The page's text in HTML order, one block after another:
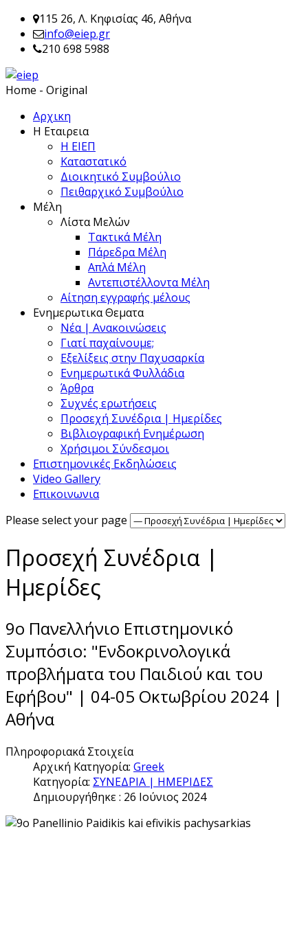
115 26, Λ. Κηφισίας 46, Αθήνα
info@eiep.gr
210 698 5988
Home - Original
Αρχικη
Η Εταιρεια
Η ΕΙΕΠ
Καταστατικό
Διοικητικό Συμβούλιο
Πειθαρχικό Συμβούλιο
Μέλη
Λίστα Μελών
Τακτικά Μέλη
Πάρεδρα Μέλη
Απλά Μέλη
Αντεπιστέλλοντα Μέλη
Αίτηση εγγραφής μέλους
Ενημερωτικα Θεματα
Νέα | Ανακοινώσεις
Γιατί παχαίνουμε;
Εξελίξεις στην Παχυσαρκία
Ενημερωτικά Φυλλάδια
Άρθρα
Συχνές ερωτήσεις
Προσεχή Συνέδρια | Ημερίδες
Βιβλιογραφική Ενημέρωση
Χρήσιμοι Σύνδεσμοι
Επιστημονικές Εκδηλώσεις
Video Gallery
Επικοινωνια
Please select your page
Προσεχή Συνέδρια |
Ημερίδες
9ο Πανελλήνιο Επιστημονικό
Συμπόσιο: "Ενδοκρινολογικά
προβλήματα του Παιδιού και του
Εφήβου" | 04-05 Οκτωβρίου 2024 |
Αθήνα
Πληροφοριακά Στοιχεία
Αρχική Κατηγορία: Greek
Κατηγορία: ΣΥΝΕΔΡΙΑ | ΗΜΕΡΙΔΕΣ
Δημιουργήθηκε : 26 Ιούνιος 2024